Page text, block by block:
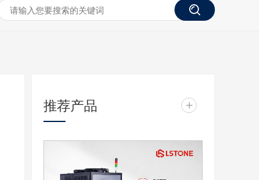
推荐产品 +